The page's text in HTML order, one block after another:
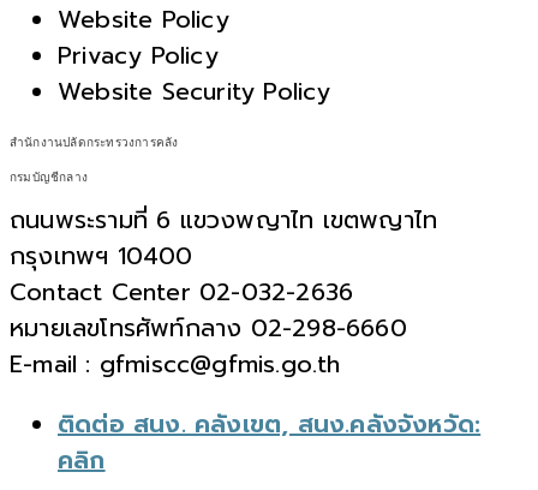
Website Policy
Privacy Policy
Website Security Policy
สำนักงานปลัดกระทรวงการคลัง
กรมบัญชีกลาง
ถนนพระรามที่ 6 แขวงพญาไท เขตพญาไท
กรุงเทพฯ 10400
Contact Center 02-032-2636
หมายเลขโทรศัพท์กลาง 02-298-6660
E-mail : gfmiscc@gfmis.go.th
ติดต่อ สนง. คลังเขต, สนง.คลังจังหวัด:
คลิก